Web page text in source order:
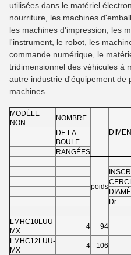
utilisées dans le matériel
nourriture, les machines
les machines d'impression, les
l'instrument, le robot, les
commande numérique, le
tridimensionnel des véhicules à
autre industrie d'équipement de
machines.
MODÈLE
NON.
NOMBRE
DE LA
BOULE
RANGÉES
poids
Dr.
LMHC10LUU-
MX
4 94
LMHC12LUU-
MX
4 106